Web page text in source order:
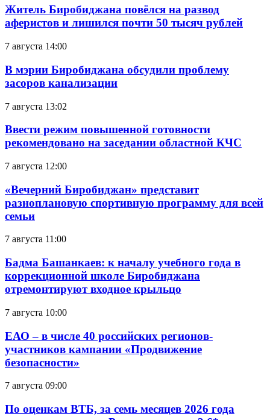
Житель Биробиджана повёлся на развод
аферистов и лишился почти 50 тысяч рублей
7 августа 14:00
В мэрии Биробиджана обсудили проблему
засоров канализации
7 августа 13:02
Ввести режим повышенной готовности
рекомендовано на заседании областной КЧС
7 августа 12:00
«Вечерний Биробиджан» представит
разноплановую спортивную программу для всей
семьи
7 августа 11:00
Бадма Башанкаев: к началу учебного года в
коррекционной школе Биробиджана
отремонтируют входное крыльцо
7 августа 10:00
ЕАО – в числе 40 российских регионов-
участников кампании «Продвижение
безопасности»
7 августа 09:00
По оценкам ВТБ, за семь месяцев 2026 года